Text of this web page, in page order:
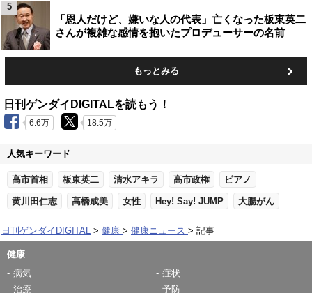
「恩人だけど、嫌いな人の代表」亡くなった板東英二
さんが複雑な感情を抱いたプロデューサーの名前
5
もっとみる
日刊ゲンダイDIGITALを読もう！
6.6万 18.5万
人気キーワード
高市首相 板東英二 清水アキラ 高市政権 ピアノ
黄川田仁志 高橋成美 女性 Hey! Say! JUMP 大腸がん
日刊ゲンダイDIGITAL 健康 健康ニュース 記事
健康
病気
症状
治療
予防